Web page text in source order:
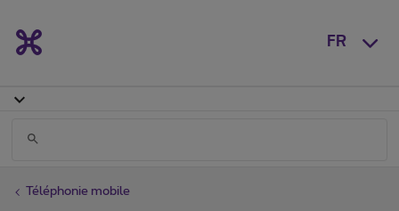
FR
Téléphonie mobile